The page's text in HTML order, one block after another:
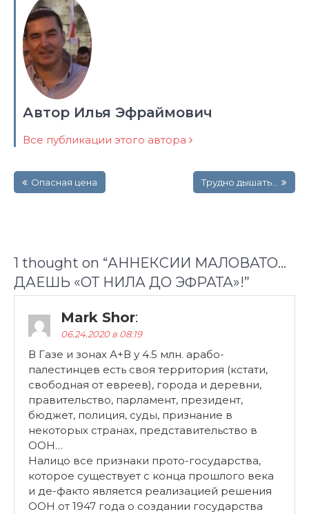
Автор Илья Эфраймович
Все публикации этого автора
по Опасная цена Трудно дышать…
1 thought on “АННЕКСИИ МАЛОВАТО…
ДАЕШЬ «ОТ НИЛА ДО ЭФРАТА»!”
Mark Shor:
06.24.2020 в 08:19
В Газе и зонах А+В у 4.5 млн. арабо-
палестинцев есть своя территория (кстати,
свободная от евреев), города и деревни,
правительство, парламент, президент,
бюджет, полиция, суды, признание в
некоторых странах, представительство в
ООН…
Налицо все признаки прото-государства,
которое существует с конца прошлого века
и де-факто является реализацией решения
ООН от 1947 года о создании государства